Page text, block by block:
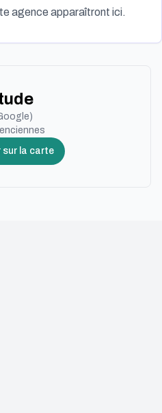
agence apparaîtront ici.
sur la carte